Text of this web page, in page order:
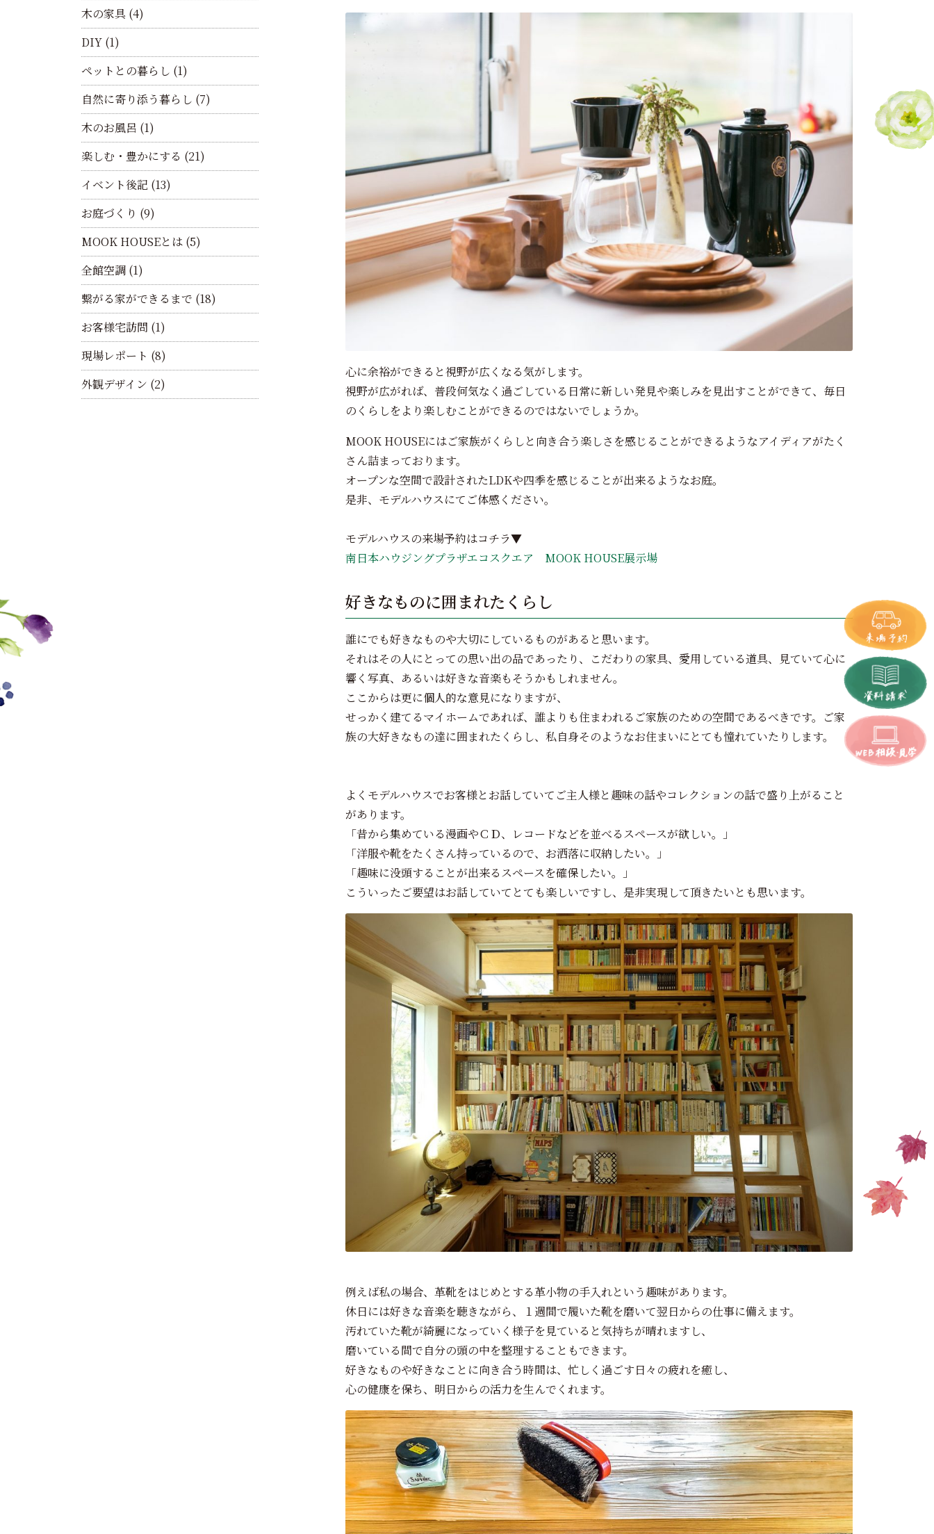
心に余裕ができると視野が広くなる気がします。
視野が広がれば、普段何気なく過ごしている日常に新しい発見や楽しみを見出すことができて、毎日
のくらしをより楽しむことができるのではないでしょうか。
MOOK HOUSEにはご家族がくらしと向き合う楽しさを感じることができるようなアイディアがたく
さん詰まっております。
オープンな空間で設計されたLDKや四季を感じることが出来るようなお庭。
是非、モデルハウスにてご体感ください。
モデルハウスの来場予約はコチラ▼
南日本ハウジングプラザエコスクエア MOOK HOUSE展示場
好きなものに囲まれたくらし
誰にでも好きなものや大切にしているものがあると思います。
それはその人にとっての思い出の品であったり、こだわりの家具、愛用している道具、見ていて心に
響く写真、あるいは好きな音楽もそうかもしれません。
ここからは更に個人的な意見になりますが、
せっかく建てるマイホームであれば、誰よりも住まわれるご家族のための空間であるべきです。ご家
族の大好きなもの達に囲まれたくらし、私自身そのようなお住まいにとても憧れていたりします。
よくモデルハウスでお客様とお話していてご主人様と趣味の話やコレクションの話で盛り上がること
があります。
「昔から集めている漫画やＣＤ、レコードなどを並べるスペースが欲しい。」
「洋服や靴をたくさん持っているので、お洒落に収納したい。」
「趣味に没頭することが出来るスペースを確保したい。」
こういったご要望はお話していてとても楽しいですし、是非実現して頂きたいとも思います。
例えば私の場合、革靴をはじめとする革小物の手入れという趣味があります。
休日には好きな音楽を聴きながら、１週間で履いた靴を磨いて翌日からの仕事に備えます。
汚れていた靴が綺麗になっていく様子を見ていると気持ちが晴れますし、
磨いている間で自分の頭の中を整理することもできます。
好きなものや好きなことに向き合う時間は、忙しく過ごす日々の疲れを癒し、
心の健康を保ち、明日からの活力を生んでくれます。
木の家具 (4)
DIY (1)
ペットとの暮らし (1)
自然に寄り添う暮らし (7)
木のお風呂 (1)
楽しむ・豊かにする (21)
イベント後記 (13)
お庭づくり (9)
MOOK HOUSEとは (5)
全館空調 (1)
繋がる家ができるまで (18)
お客様宅訪問 (1)
現場レポート (8)
外観デザイン (2)